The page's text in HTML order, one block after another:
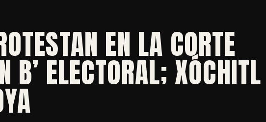
EN LA CORTE
B’ ELECTORAL; XÓCHITL